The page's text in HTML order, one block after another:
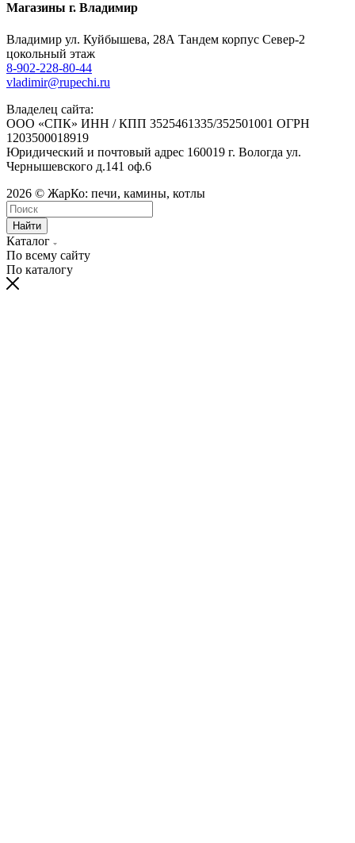
Магазины г. Владимир
Владимир ул. Куйбышева, 28А Тандем корпус Север-2
цокольный этаж
8-902-228-80-44
vladimir@rupechi.ru
Владелец сайта:
ООО «СПК» ИНН / КПП 3525461335/352501001 ОГРН
1203500018919
Юридический и почтовый адрес 160019 г. Вологда ул.
Чернышевского д.141 оф.6
2026 © ЖарКо: печи, камины, котлы
Найти
Каталог
По всему сайту
По каталогу